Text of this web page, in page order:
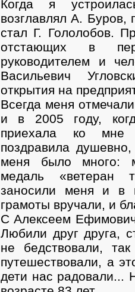
Когда я
возглавлял А. Буров,
стал Г. Гололобов.
отстающих в
руководителем и
Васильевич
открытия на
Всегда меня
и в 2005 году,
приехала ко мне
поздравила
меня было много:
медаль «ветеран
заносили меня и в
грамоты вручали, и
С Алексеем
Любили друг друга,
не бедствовали,
путешествовали, а
дети нас радовали...